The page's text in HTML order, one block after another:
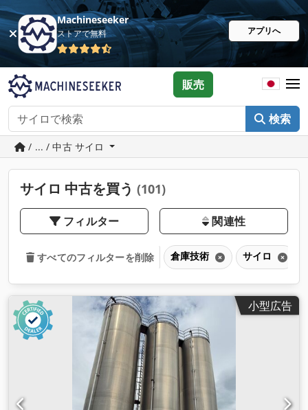
Machineseeker
ストアで無料 アプリへ
検索
販売
/ ... / 中古 サイロ
サイロ 中古を買う (101)
フィルター 関連性
すべてのフィルターを削除 倉庫技術 サイロ
小型広告